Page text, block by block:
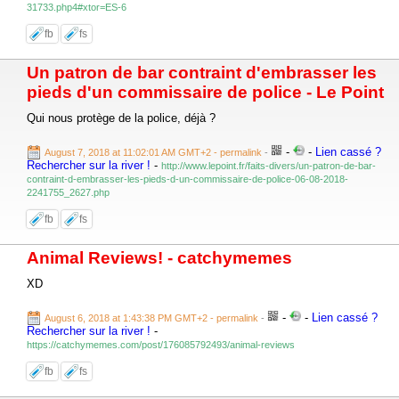
31733.php4#xtor=ES-6
fb fs
Un patron de bar contraint d'embrasser les
pieds d'un commissaire de police - Le Point
Qui nous protège de la police, déjà ?
August 7, 2018 at 11:02:01 AM GMT+2 - permalink - - - Lien cassé ?
Rechercher sur la river ! - http://www.lepoint.fr/faits-divers/un-patron-de-bar-
contraint-d-embrasser-les-pieds-d-un-commissaire-de-police-06-08-2018-
2241755_2627.php
fb fs
Animal Reviews! - catchymemes
XD
August 6, 2018 at 1:43:38 PM GMT+2 - permalink - - - Lien cassé ?
Rechercher sur la river ! -
https://catchymemes.com/post/176085792493/animal-reviews
fb fs